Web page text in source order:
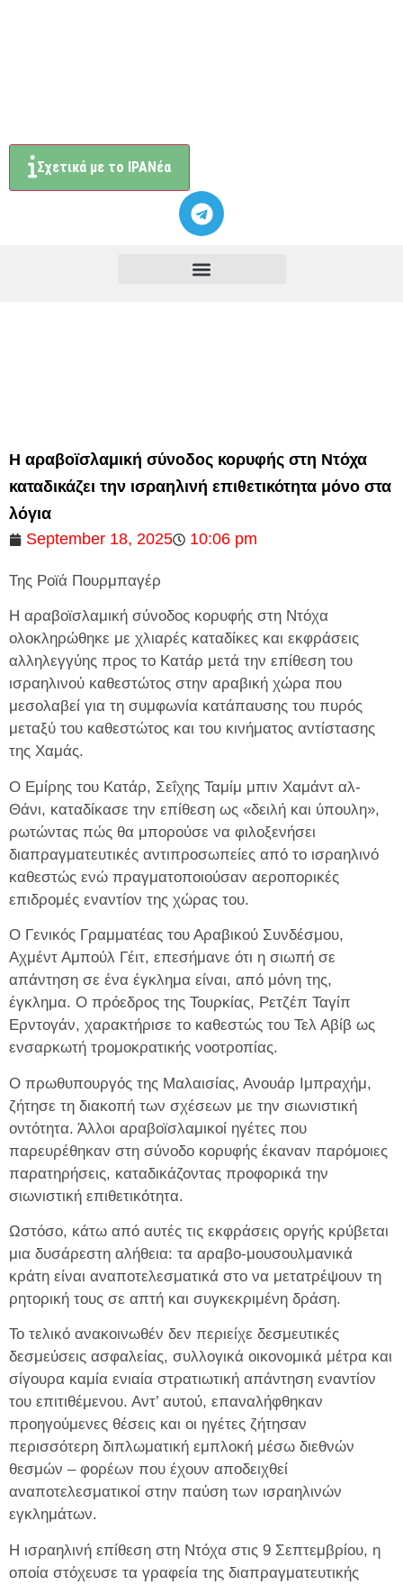
Σχετικά με το ΙΡΑΝέα
Η αραβοϊσλαμική σύνοδος κορυφής στη Ντόχα
καταδικάζει την ισραηλινή επιθετικότητα μόνο στα
λόγια
September 18, 2025
10:06 pm
Της Ροϊά Πουρμπαγέρ
Η αραβοϊσλαμική σύνοδος κορυφής στη Ντόχα
ολοκληρώθηκε με χλιαρές καταδίκες και εκφράσεις
αλληλεγγύης προς το Κατάρ μετά την επίθεση του
ισραηλινού καθεστώτος στην αραβική χώρα που
μεσολαβεί για τη συμφωνία κατάπαυσης του πυρός
μεταξύ του καθεστώτος και του κινήματος αντίστασης
της Χαμάς.
Ο Εμίρης του Κατάρ, Σεΐχης Ταμίμ μπιν Χαμάντ αλ-
Θάνι, καταδίκασε την επίθεση ως «δειλή και ύπουλη»,
ρωτώντας πώς θα μπορούσε να φιλοξενήσει
διαπραγματευτικές αντιπροσωπείες από το ισραηλινό
καθεστώς ενώ πραγματοποιούσαν αεροπορικές
επιδρομές εναντίον της χώρας του.
Ο Γενικός Γραμματέας του Αραβικού Συνδέσμου,
Αχμέντ Αμπούλ Γέιτ, επεσήμανε ότι η σιωπή σε
απάντηση σε ένα έγκλημα είναι, από μόνη της,
έγκλημα. Ο πρόεδρος της Τουρκίας, Ρετζέπ Ταγίπ
Ερντογάν, χαρακτήρισε το καθεστώς του Τελ Αβίβ ως
ενσαρκωτή τρομοκρατικής νοοτροπίας.
Ο πρωθυπουργός της Μαλαισίας, Ανουάρ Ιμπραχήμ,
ζήτησε τη διακοπή των σχέσεων με την σιωνιστική
οντότητα. Άλλοι αραβοϊσλαμικοί ηγέτες που
παρευρέθηκαν στη σύνοδο κορυφής έκαναν παρόμοιες
παρατηρήσεις, καταδικάζοντας προφορικά την
σιωνιστική επιθετικότητα.
Ωστόσο, κάτω από αυτές τις εκφράσεις οργής κρύβεται
μια δυσάρεστη αλήθεια: τα αραβο-μουσουλμανικά
κράτη είναι αναποτελεσματικά στο να μετατρέψουν τη
ρητορική τους σε απτή και συγκεκριμένη δράση.
Το τελικό ανακοινωθέν δεν περιείχε δεσμευτικές
δεσμεύσεις ασφαλείας, συλλογικά οικονομικά μέτρα και
σίγουρα καμία ενιαία στρατιωτική απάντηση εναντίον
του επιτιθέμενου. Αντ’ αυτού, επαναλήφθηκαν
προηγούμενες θέσεις και οι ηγέτες ζήτησαν
περισσότερη διπλωματική εμπλοκή μέσω διεθνών
θεσμών – φορέων που έχουν αποδειχθεί
αναποτελεσματικοί στην παύση των ισραηλινών
εγκλημάτων.
Η ισραηλινή επίθεση στη Ντόχα στις 9 Σεπτεμβρίου, η
οποία στόχευσε τα γραφεία της διαπραγματευτικής